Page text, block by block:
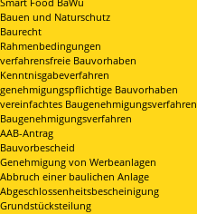
Bauen und Naturschutz
Baurecht
Rahmenbedingungen
verfahrensfreie Bauvorhaben
Kenntnisgabeverfahren
genehmigungspflichtige Bauvorhaben
vereinfachtes Baugenehmigungsverfahren
Baugenehmigungsverfahren
AAB-Antrag
Bauvorbescheid
Genehmigung von Werbeanlagen
Abbruch einer baulichen Anlage
Abgeschlossenheitsbescheinigung
Grundstücksteilung